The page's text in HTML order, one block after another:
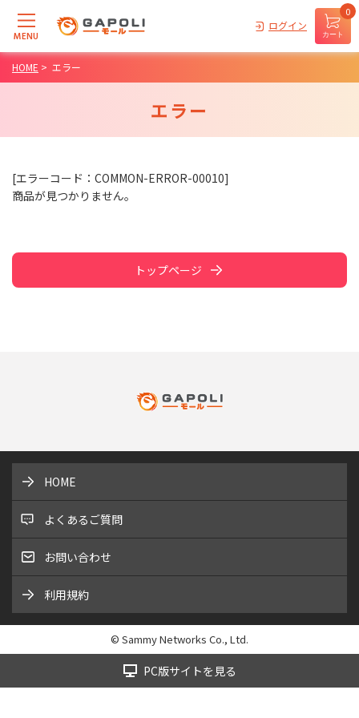
MENU
ログイン
カート
0
HOME > エラー
エラー
[エラーコード：COMMON-ERROR-00010]
商品が見つかりません。
トップページ
HOME
よくあるご質問
お問い合わせ
利用規約
© Sammy Networks Co., Ltd.
PC版サイトを見る